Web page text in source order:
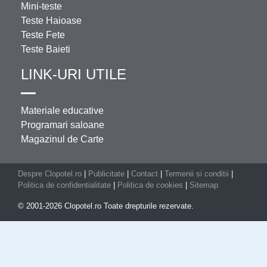
Mini-teste
Teste Haioase
Teste Fete
Teste Baieti
LINK-URI UTILE
Materiale educative
Programari saloane
Magazinul de Carte
Despre Clopotel.ro Publicitate Contact Termenii si conditii
Politica de confidentialitate
Politica de cookies Sitemap
© 2001-2026 Clopotel.ro Toate drepturile rezervate.